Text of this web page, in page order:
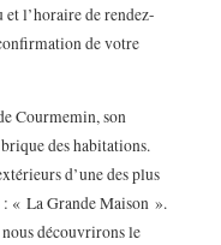
l’horaire de rendez-
de votre
Courmemin, son
des habitations.
d’une des plus
: « La Grande Maison ».
découvrirons le